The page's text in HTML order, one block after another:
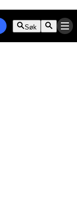
Søk